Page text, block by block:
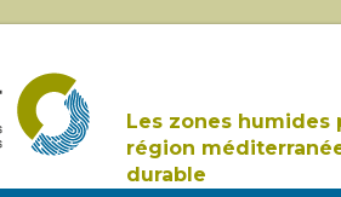
Les zones humides
région
durable